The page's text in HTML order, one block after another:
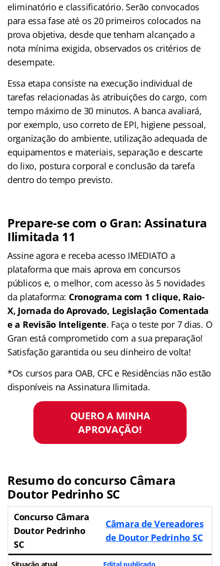
eliminatório e classificatório. Serão convocados
para essa fase até os 20 primeiros colocados na
prova objetiva, desde que tenham alcançado a
nota mínima exigida, observados os critérios de
desempate.
Essa etapa consiste na execução individual de
tarefas relacionadas às atribuições do cargo, com
tempo máximo de 30 minutos. A banca avaliará,
por exemplo, uso correto de EPI, higiene pessoal,
organização do ambiente, utilização adequada de
equipamentos e materiais, separação e descarte
do lixo, postura corporal e conclusão da tarefa
dentro do tempo previsto.
Prepare-se com o Gran: Assinatura
Ilimitada 11
Assine agora e receba acesso IMEDIATO a
plataforma que mais aprova em concursos
públicos e, o melhor, com acesso às 5 novidades
da plataforma: Cronograma com 1 clique, Raio-
X, Jornada do Aprovado, Legislação Comentada
e a Revisão Inteligente. Faça o teste por 7 dias. O
Gran está comprometido com a sua preparação!
Satisfação garantida ou seu dinheiro de volta!
*Os cursos para OAB, CFC e Residências não estão
disponíveis na Assinatura Ilimitada.
QUERO A MINHA
APROVAÇÃO!
Resumo do concurso Câmara
Doutor Pedrinho SC
Concurso Câmara
Doutor Pedrinho
SC
Câmara de Vereadores
de Doutor Pedrinho SC
Situação atual Edital publicado